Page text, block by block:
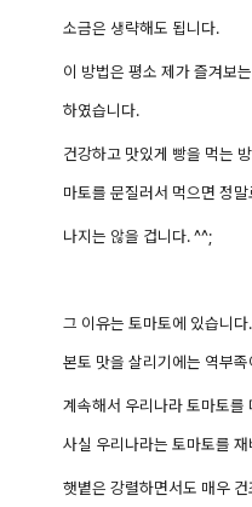
소금은 생략해도 됩니다.
이 방법은 평소 제가 즐겨보
하였습니다.
건강하고 맛있게 빵을 먹는
마토를 문질러서 먹으면 정
나지는 않을 겁니다. ^^;
그 이유는 토마토에 있습니
본토 맛을 살리기에는 역부
계속해서 우리나라 토마토를
사실 우리나라는 토마토를
햇볕은 강렬하면서도 매우